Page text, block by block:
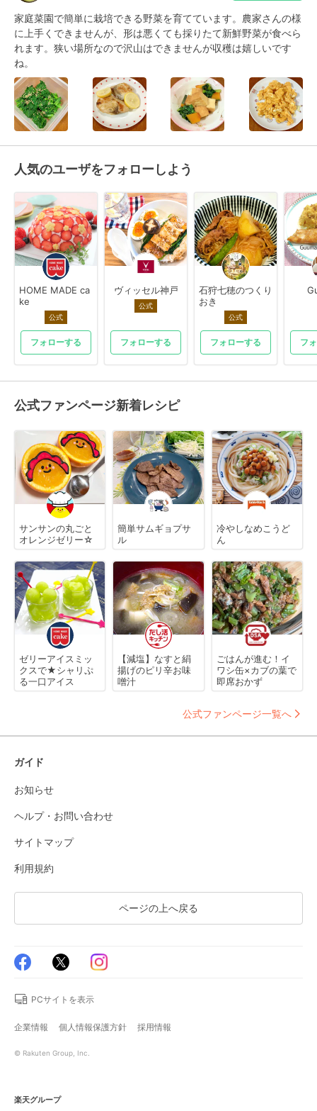
家庭菜園で簡単に栽培できる野菜を育てています。農家さんの様
に上手くできませんが、形は悪くても採りたて新鮮野菜が食べら
れます。狭い場所なので沢山はできませんが収穫は嬉しいです
ね。
人気のユーザをフォローしよう
HOME MADE ca
ke
公式
フォローする
ヴィッセル神戸
公式
フォローする
石狩七穂のつくり
おき
公式
フォローする フ
公式ファンページ新着レシピ
サンサンの丸ごと
オレンジゼリー☆
簡単サムギョプサ
ル
冷やしなめこうど
ん
ゼリーアイスミッ
クスで★シャリぷ
る一口アイス
【減塩】なすと絹
揚げのピリ辛お味
噌汁
ごはんが進む！イ
ワシ缶×カブの葉で
即席おかず
公式ファンページ一覧へ
ガイド
お知らせ
ヘルプ・お問い合わせ
サイトマップ
利用規約
ページの上へ戻る
PCサイトを表示
企業情報 個人情報保護方針 採用情報
© Rakuten Group, Inc.
楽天グループ